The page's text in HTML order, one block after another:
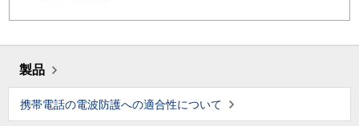
製品
携帯電話の電波防護への適合性について